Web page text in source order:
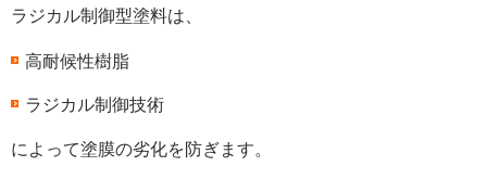
ラジカル制御型塗料は、
高耐候性樹脂
ラジカル制御技術
によって塗膜の劣化を防ぎます。